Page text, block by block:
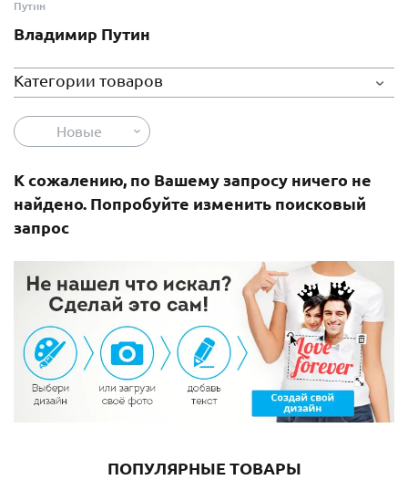
Путин
Владимир Путин
Категории товаров
Новые
К сожалению, по Вашему запросу ничего не
найдено. Попробуйте изменить поисковый
запрос
ПОПУЛЯРНЫЕ ТОВАРЫ